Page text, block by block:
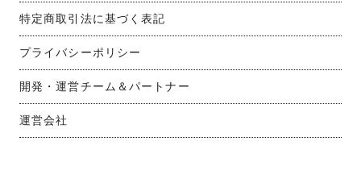
特定商取引法に基づく表記
プライバシーポリシー
開発・運営チーム＆パートナー
運営会社